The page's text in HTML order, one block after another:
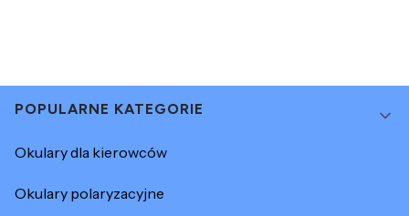
Linki w stopce
POPULARNE KATEGORIE
Okulary dla kierowców
Okulary polaryzacyjne